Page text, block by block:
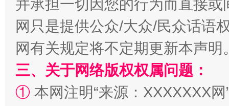
并承担一切因您的行为而直接
网只是提供公众/大众/民众话语
网有关规定将不定期更新本声明
三、关于网络版权权属问题：
① 本网注明“来源：XXXXXXX